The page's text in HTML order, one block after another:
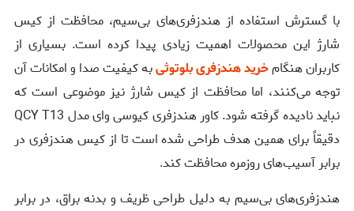
با گسترش استفاده از هندزفری‌های بی‌سیم، محافظت از کیس
شارژ این محصولات اهمیت زیادی پیدا کرده است. بسیاری از
کاربران هنگامخرید هندزفری بلوتوثیبه کیفیت صدا و امکانات آن
توجه می‌کنند، اما محافظت از کیس شارژ نیز موضوعی است که
نباید نادیده گرفته شود. کاور هندزفری کیوسی وای مدل QCY T13
دقیقاً برای همین هدف طراحی شده است تا از کیس هندزفری در
برابر آسیب‌های روزمره محافظت کند.
هندزفری‌های بی‌سیم به دلیل طراحی ظریف و بدنه براق، در برابر